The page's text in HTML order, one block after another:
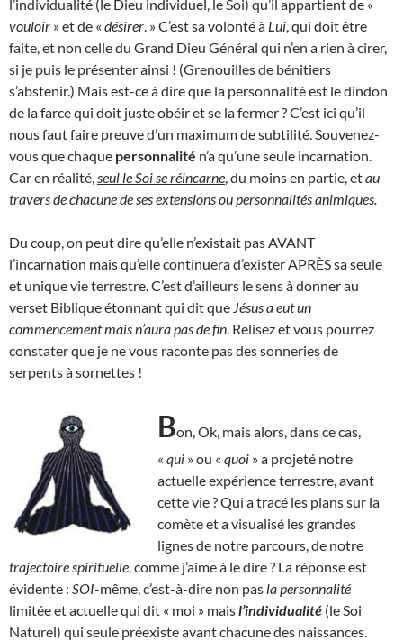
l’individualité (le Dieu individuel, le Soi) qu’il appartient de «
vouloir » et de « désirer . » C’est sa volonté à Lui , qui doit être
faite, et non celle du Grand Dieu Général qui n’en a rien à cirer,
si je puis le présenter ainsi ! (Grenouilles de bénitiers
s’abstenir.) Mais est-ce à dire que la personnalité est le dindon
de la farce qui doit juste obéir et se la fermer ? C’est ici qu’il
nous faut faire preuve d’un maximum de subtilité. Souvenez-
vous que chaque personnalité n’a qu’une seule incarnation.
Car en réalité, seul le Soi se réincarne , du moins en partie, etau
travers de chacune de ses extensions ou personnalités animiques.
Du coup, on peut dire qu’elle n’existait pas AVANT
l’incarnation mais qu’elle continuera d’exister APRÈS sa seule
et unique vie terrestre. C’est d’ailleurs le sens à donner au
verset Biblique étonnant qui dit que Jésus a eut un
commencement mais n’aura pas de fin . Relisez et vous pourrez
constater que je ne vous raconte pas des sonneries de
serpents à sornettes !
Bon, Ok, mais alors, dans ce cas,
« qui » ou « quoi » a projeté notre
actuelle expérience terrestre, avant
cette vie ? Qui a tracé les plans sur la
comète et a visualisé les grandes
lignes de notre parcours, de notre
trajectoire spirituelle , comme j’aime à le dire ? La réponse est
évidente : SOI-même, c’est-à-dire non pas la personnalité
limitée et actuelle qui dit « moi » maisl’individualité (le Soi
Naturel) qui seule préexiste avant chacune des naissances.